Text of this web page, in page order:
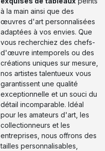
à la main ainsi que des
œuvres d'art personnalisées
adaptées à vos envies. Que
vous recherchiez des chefs-
d'œuvre intemporels ou des
créations uniques sur mesure,
nos artistes talentueux vous
garantissent une qualité
exceptionnelle et un souci du
détail incomparable. Idéal
pour les amateurs d'art, les
collectionneurs et les
entreprises, nous offrons des
tailles personnalisables,